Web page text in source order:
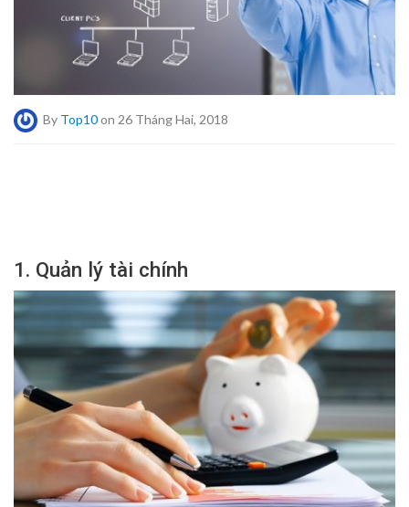
By Top10on 26 Tháng Hai, 2018
1. Quản lý tài chính